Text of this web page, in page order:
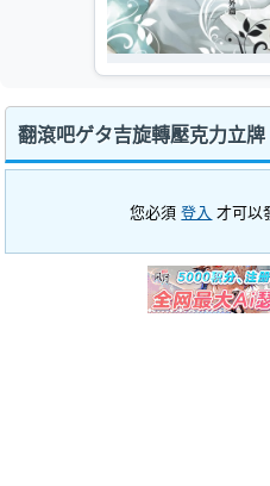
翻滾吧ゲタ吉旋轉壓克力立
您必須登入 才可以